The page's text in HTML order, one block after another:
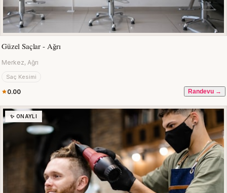
Güzel Saçlar - Ağrı
Merkez, Ağrı
Saç Kesimi
0.00 Randevu →
✨ ONAYLI